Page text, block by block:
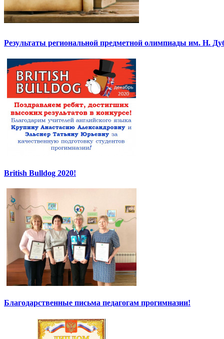
Результаты региональной предметной олимпиады им. Н.
British Bulldog 2020!
Благодарственные письма педагогам прогимназии!